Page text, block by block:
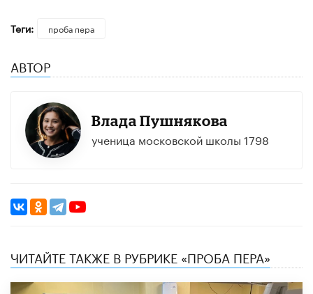
Теги: проба пера
АВТОР
Влада Пушнякова
ученица московской школы 1798
ЧИТАЙТЕ ТАКЖЕ В РУБРИКЕ «ПРОБА ПЕРА»